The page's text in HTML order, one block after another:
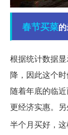
春节买菜
根据统计数据
降，因此这个
随着年底的临
更经济实惠。
半个月买好，